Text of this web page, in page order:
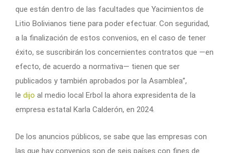
que están dentro de las facultades que Yacimientos de
Litio Bolivianos tiene para poder efectuar. Con seguridad,
a la finalización de estos convenios, en el caso de tener
éxito, se suscribirán los concernientes contratos que —en
efecto, de acuerdo a normativa— tienen que ser
publicados y también aprobados por la Asamblea”,
le dijo al medio local Erbol la ahora expresidenta de la
empresa estatal Karla Calderón, en 2024.
De los anuncios públicos, se sabe que las empresas con
las que hay convenios son de seis países con fines de